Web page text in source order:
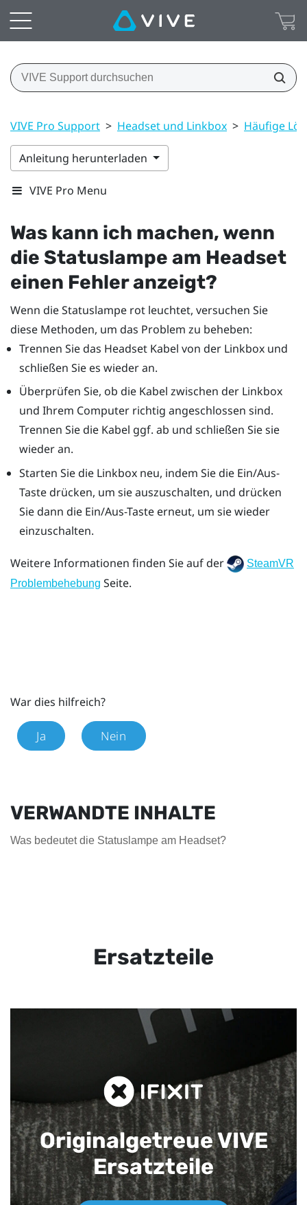
VIVE Pro Support > Headset und Linkbox > Häufige
Anleitung herunterladen
VIVE Pro Menu
Was kann ich machen, wenn
die Statuslampe am Headset
einen Fehler anzeigt?
Wenn die Statuslampe rot leuchtet, versuchen Sie
diese Methoden, um das Problem zu beheben:
Trennen Sie das Headset Kabel von der Linkbox und
schließen Sie es wieder an.
Überprüfen Sie, ob die Kabel zwischen der Linkbox
und Ihrem Computer richtig angeschlossen sind.
Trennen Sie die Kabel ggf. ab und schließen Sie sie
wieder an.
Starten Sie die Linkbox neu, indem Sie die Ein/Aus-
Taste drücken, um sie auszuschalten, und drücken
Sie dann die Ein/Aus-Taste erneut, um sie wieder
einzuschalten.
Weitere Informationen finden Sie auf der
SteamVR
Problembehebung Seite.
War dies hilfreich?
Ja Nein
VERWANDTE INHALTE
Was bedeutet die Statuslampe am Headset?
Ersatzteile
Originalgetreue VIVE
Ersatzteile